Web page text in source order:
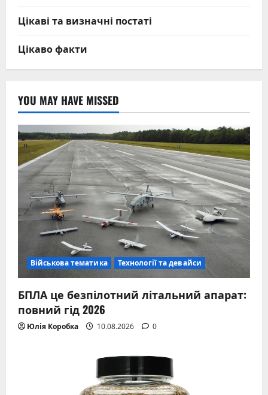
Цікаві та визначні постаті
Цікаво факти
YOU MAY HAVE MISSED
Військова тематика Технології та девайси
БПЛА це безпілотний літальний апарат:
повний гід 2026
Юлія Коробка 10.08.2026 0